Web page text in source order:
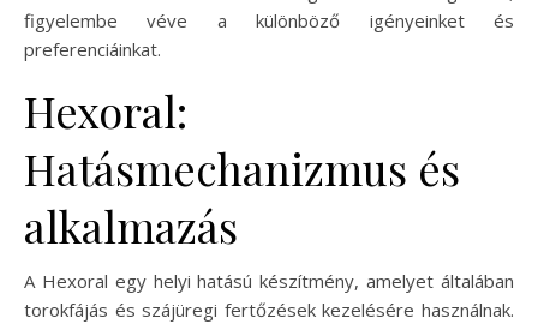
figyelembe véve a különböző igényeinket és
preferenciáinkat.
Hexoral:
Hatásmechanizmus és
alkalmazás
A Hexoral egy helyi hatású készítmény, amelyet általában
torokfájás és szájüregi fertőzések kezelésére használnak.